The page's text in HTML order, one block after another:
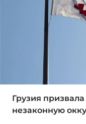
Грузия
незаконную